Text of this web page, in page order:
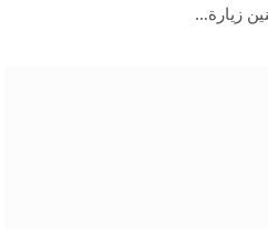
زيارة…